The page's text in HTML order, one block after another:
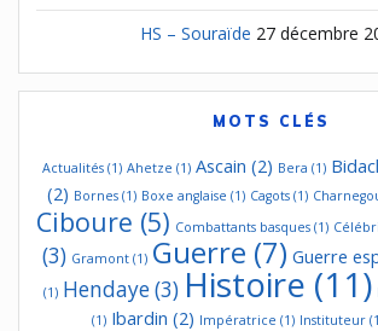
HS – Souraïde 27 décembre
MOTS CLÉS
Actualités(1) Ahetze (1) Ascain (2) Bera (1)
(2) Bornes (1) Boxe anglaise (1) Cagots (1)
Ciboure (5) Combattants basques (1)
(3) Gramont (1) Guerre (7) Guerre
(1) Hendaye(3) Histoire (11)
(1) Ibardin (2) Impératrice (1) Instituteur